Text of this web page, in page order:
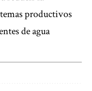
productivos
de agua